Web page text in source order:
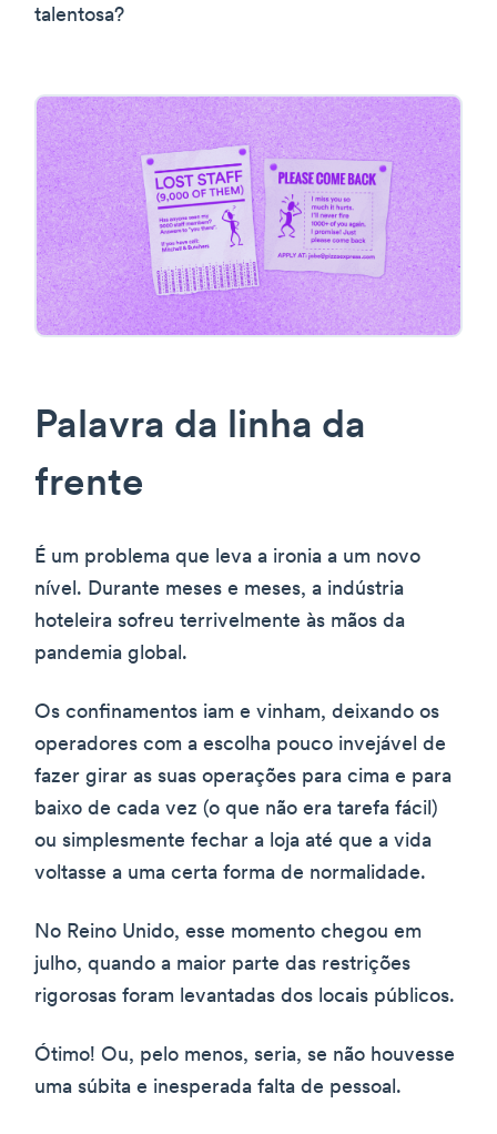
talentosa?
Palavra da linha da
frente
É um problema que leva a ironia a um novo
nível. Durante meses e meses, a indústria
hoteleira sofreu terrivelmente às mãos da
pandemia global.
Os confinamentos iam e vinham, deixando os
operadores com a escolha pouco invejável de
fazer girar as suas operações para cima e para
baixo de cada vez (o que não era tarefa fácil)
ou simplesmente fechar a loja até que a vida
voltasse a uma certa forma de normalidade.
No Reino Unido, esse momento chegou em
julho, quando a maior parte das restrições
rigorosas foram levantadas dos locais públicos.
Ótimo! Ou, pelo menos, seria, se não houvesse
uma súbita e inesperada falta de pessoal.